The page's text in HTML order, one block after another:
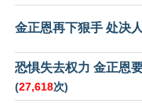
金正恩再下狠手 处决
恐惧失去权力 金正恩
(27,618次)